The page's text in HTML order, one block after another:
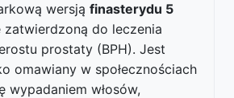
wersją finasterydu 5
zatwierdzoną do leczenia
prostaty (BPH). Jest
omawiany w społecznościach
wypadaniem włosów,